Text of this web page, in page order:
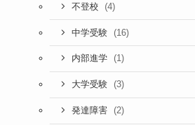
不登校 (4)
中学受験 (16)
内部進学 (1)
大学受験 (3)
発達障害 (2)